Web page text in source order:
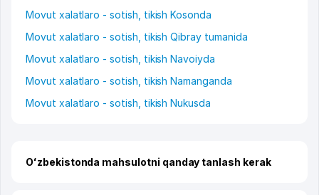
Movut xalatlaro - sotish, tikish Kosonda
Movut xalatlaro - sotish, tikish Qibray tumanida
Movut xalatlaro - sotish, tikish Navoiyda
Movut xalatlaro - sotish, tikish Namanganda
Movut xalatlaro - sotish, tikish Nukusda
Oʻzbekistonda mahsulotni qanday tanlash kerak